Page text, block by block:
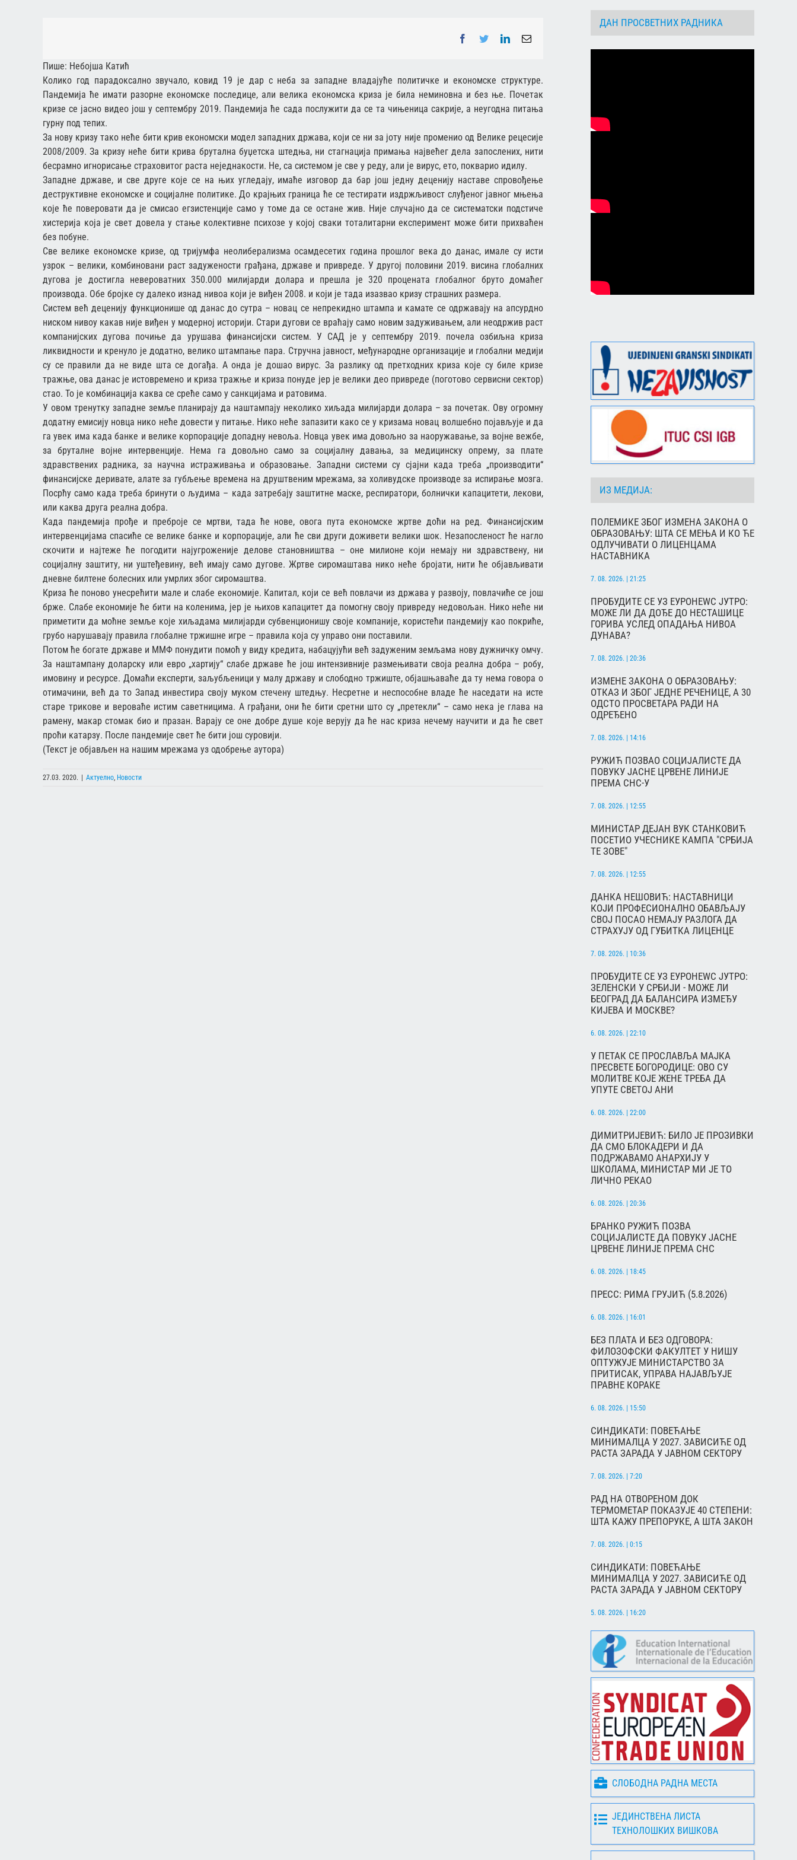
Facebook
TwitterLinkedInEmail
Пише: Небојша Катић
Колико год парадоксално звучало, ковид 19 је дар с неба за западне владајуће политичке и економске структуре.
Пандемија ће имати разорне економске последице, али велика економска криза је била неминовна и без ње. Почетак
кризе се јасно видео још у септембру 2019. Пандемија ће сада послужити да се та чињеница сакрије, а неугодна питања
гурну под тепих.
За нову кризу тако неће бити крив економски модел западних држава, који се ни за јоту није променио од Велике рецесије
2008/2009. За кризу неће бити крива брутална буџетска штедња, ни стагнација примања највећег дела запослених, нити
бесрамно игнорисање страховитог раста неједнакости. Не, са системом је све у реду, али је вирус, ето, покварио идилу.
Западне државе, и све друге које се на њих угледају, имаће изговор да бар још једну деценију наставе спровођење
деструктивне економске и социјалне политике. До крајњих граница ће се тестирати издржљивост слуђеног јавног мњења
које ће поверовати да је смисао егзистенције само у томе да се остане жив. Није случајно да се систематски подстиче
хистерија која је свет довела у стање колективне психозе у којој сваки тоталитарни експеримент може бити прихваћен
без побуне.
Све велике економске кризе, од тријумфа неолиберализма осамдесетих година прошлог века до данас, имале су исти
узрок – велики, комбиновани раст задужености грађана, државе и привреде. У другој половини 2019. висина глобалних
дугова је достигла невероватних 350.000 милијарди долара и прешла је 320 процената глобалног бруто домаћег
производа. Обе бројке су далеко изнад нивоа који је виђен 2008. и који је тада изазвао кризу страшних размера.
Систем већ деценију функционише од данас до сутра – новац се непрекидно штампа и камате се одржавају на апсурдно
ниском нивоу какав није виђен у модерној историји. Стари дугови се враћају само новим задуживањем, али неодржив раст
компанијских дугова почиње да урушава финансијски систем. У САД је у септембру 2019. почела озбиљна криза
ликвидности и кренуло је додатно, велико штампање пара. Стручна јавност, међународне организације и глобални медији
су се правили да не виде шта се догађа. А онда је дошао вирус. За разлику од претходних криза које су биле кризе
тражње, ова данас је истовремено и криза тражње и криза понуде јер је велики део привреде (поготово сервисни сектор)
стао. То је комбинација каква се среће само у санкцијама и ратовима.
У овом тренутку западне земље планирају да наштампају неколико хиљада милијарди долара – за почетак. Ову огромну
додатну емисију новца нико неће довести у питање. Нико неће запазити како се у кризама новац волшебно појављује и да
га увек има када банке и велике корпорације допадну невоља. Новца увек има довољно за наоружавање, за војне вежбе,
за бруталне војне интервенције. Нема га довољно само за социјалну давања, за медицинску опрему, за плате
здравствених радника, за научна истраживања и образовање. Западни системи су сјајни када треба „производити“
финансијске деривате, алате за губљење времена на друштвеним мрежама, за холивудске производе за испирање мозга.
Посрћу само када треба бринути о људима – када затребају заштитне маске, респиратори, болнички капацитети, лекови,
или каква друга реална добра.
Када пандемија прође и преброје се мртви, тада ће нове, овога пута економске жртве доћи на ред. Финансијским
интервенцијама спасиће се велике банке и корпорације, али ће сви други доживети велики шок. Незапосленост ће нагло
скочити и најтеже ће погодити најугроженије делове становништва – оне милионе који немају ни здравствену, ни
социјалну заштиту, ни уштеђевину, већ имају само дугове. Жртве сиромаштава нико неће бројати, нити ће објављивати
дневне билтене болесних или умрлих због сиромаштва.
Криза ће поново унесрећити мале и слабе економије. Капитал, који се већ повлачи из држава у развоју, повлачиће се још
брже. Слабе економије ће бити на коленима, јер је њихов капацитет да помогну своју привреду недовољан. Нико неће ни
приметити да моћне земље које хиљадама милијарди субвенционишу своје компаније, користећи пандемију као покриће,
грубо нарушавају правила глобалне тржишне игре – правила која су управо они поставили.
Потом ће богате државе и ММФ понудити помоћ у виду кредита, набацујући већ задуженим земљама нову дужничку омчу.
За наштампану доларску или евро „хартију“ слабе државе ће још интензивније размењивати своја реална добра – робу,
имовину и ресурсе. Домаћи експерти, заљубљеници у малу државу и слободно тржиште, објашњаваће да ту нема говора о
отимачини, већ да то Запад инвестира своју муком стечену штедњу. Несретне и неспособне владе ће наседати на исте
старе трикове и вероваће истим саветницима. А грађани, они ће бити сретни што су „претекли“ – само нека је глава на
рамену, макар стомак био и празан. Варају се оне добре душе које верују да ће нас криза нечему научити и да ће свет
проћи катарзу. После пандемије свет ће бити још суровији.
(Текст је објављен на нашим мрежама уз одобрење аутора)
27.03. 2020. Актуелно, Новости
ДАН ПРОСВЕТНИХ РАДНИКА
ИЗ МЕДИЈА:
ПОЛЕМИКЕ ЗБОГ ИЗМЕНА ЗАКОНА О
ОБРАЗОВАЊУ: ШТА СЕ МЕЊА И КО ЋЕ
ОДЛУЧИВАТИ О ЛИЦЕНЦАМА
НАСТАВНИКА
7. 08. 2026. | 21:25
ПРОБУДИТЕ СЕ УЗ ЕУРОНЕWС ЈУТРО:
МОЖЕ ЛИ ДА ДОЂЕ ДО НЕСТАШИЦЕ
ГОРИВА УСЛЕД ОПАДАЊА НИВОА
ДУНАВА?
7. 08. 2026. | 20:36
ИЗМЕНЕ ЗАКОНА О ОБРАЗОВАЊУ:
ОТКАЗ И ЗБОГ ЈЕДНЕ РЕЧЕНИЦЕ, А 30
ОДСТО ПРОСВЕТАРА РАДИ НА
ОДРЕЂЕНО
7. 08. 2026. | 14:16
РУЖИЋ ПОЗВАО СОЦИЈАЛИСТЕ ДА
ПОВУКУ ЈАСНЕ ЦРВЕНЕ ЛИНИЈЕ
ПРЕМА СНС-У
7. 08. 2026. | 12:55
МИНИСТАР ДЕЈАН ВУК СТАНКОВИЋ
ПОСЕТИО УЧЕСНИКЕ КАМПА "СРБИЈА
ТЕ ЗОВЕ"
7. 08. 2026. | 12:55
ДАНКА НЕШОВИЋ: НАСТАВНИЦИ
КОЈИ ПРОФЕСИОНАЛНО ОБАВЉАЈУ
СВОЈ ПОСАО НЕМАЈУ РАЗЛОГА ДА
СТРАХУЈУ ОД ГУБИТКА ЛИЦЕНЦЕ
7. 08. 2026. | 10:36
ПРОБУДИТЕ СЕ УЗ ЕУРОНЕWС ЈУТРО:
ЗЕЛЕНСКИ У СРБИЈИ - МОЖЕ ЛИ
БЕОГРАД ДА БАЛАНСИРА ИЗМЕЂУ
КИЈЕВА И МОСКВЕ?
6. 08. 2026. | 22:10
У ПЕТАК СЕ ПРОСЛАВЉА МАЈКА
ПРЕСВЕТЕ БОГОРОДИЦЕ: ОВО СУ
МОЛИТВЕ КОЈЕ ЖЕНЕ ТРЕБА ДА
УПУТЕ СВЕТОЈ АНИ
6. 08. 2026. | 22:00
ДИМИТРИЈЕВИЋ: БИЛО ЈЕ ПРОЗИВКИ
ДА СМО БЛОКАДЕРИ И ДА
ПОДРЖАВАМО АНАРХИЈУ У
ШКОЛАМА, МИНИСТАР МИ ЈЕ ТО
ЛИЧНО РЕКАО
6. 08. 2026. | 20:36
БРАНКО РУЖИЋ ПОЗВА
СОЦИЈАЛИСТЕ ДА ПОВУКУ ЈАСНЕ
ЦРВЕНЕ ЛИНИЈЕ ПРЕМА СНС
6. 08. 2026. | 18:45
ПРЕСС: РИМА ГРУЈИЋ (5.8.2026)
6. 08. 2026. | 16:01
БЕЗ ПЛАТА И БЕЗ ОДГОВОРА:
ФИЛОЗОФСКИ ФАКУЛТЕТ У НИШУ
ОПТУЖУЈЕ МИНИСТАРСТВО ЗА
ПРИТИСАК, УПРАВА НАЈАВЉУЈЕ
ПРАВНЕ КОРАКЕ
6. 08. 2026. | 15:50
СИНДИКАТИ: ПОВЕЋАЊЕ
МИНИМАЛЦА У 2027. ЗАВИСИЋЕ ОД
РАСТА ЗАРАДА У ЈАВНОМ СЕКТОРУ
7. 08. 2026. | 7:20
РАД НА ОТВОРЕНОМ ДОК
ТЕРМОМЕТАР ПОКАЗУЈЕ 40 СТЕПЕНИ:
ШТА КАЖУ ПРЕПОРУКЕ, А ШТА ЗАКОН
7. 08. 2026. | 0:15
СИНДИКАТИ: ПОВЕЋАЊЕ
МИНИМАЛЦА У 2027. ЗАВИСИЋЕ ОД
РАСТА ЗАРАДА У ЈАВНОМ СЕКТОРУ
5. 08. 2026. | 16:20
СЛОБОДНА РАДНА МЕСТА
ЈЕДИНСТВЕНА ЛИСТА
ТЕХНОЛОШКИХ ВИШКОВА